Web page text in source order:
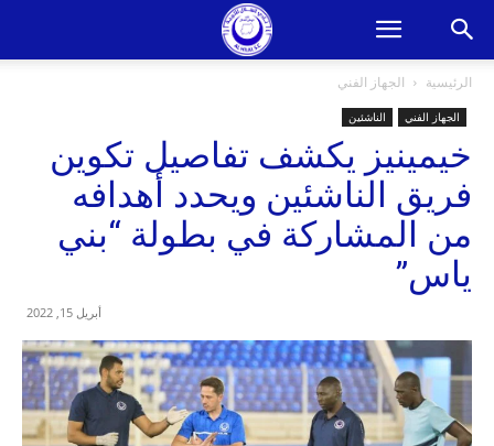
الرئيسية الجهاز الفني
الجهاز الفني الناشئين
خيمينيز يكشف تفاصيل تكوين
فريق الناشئين ويحدد أهدافه
من المشاركة في بطولة “بني
ياس”
أبريل 15, 2022